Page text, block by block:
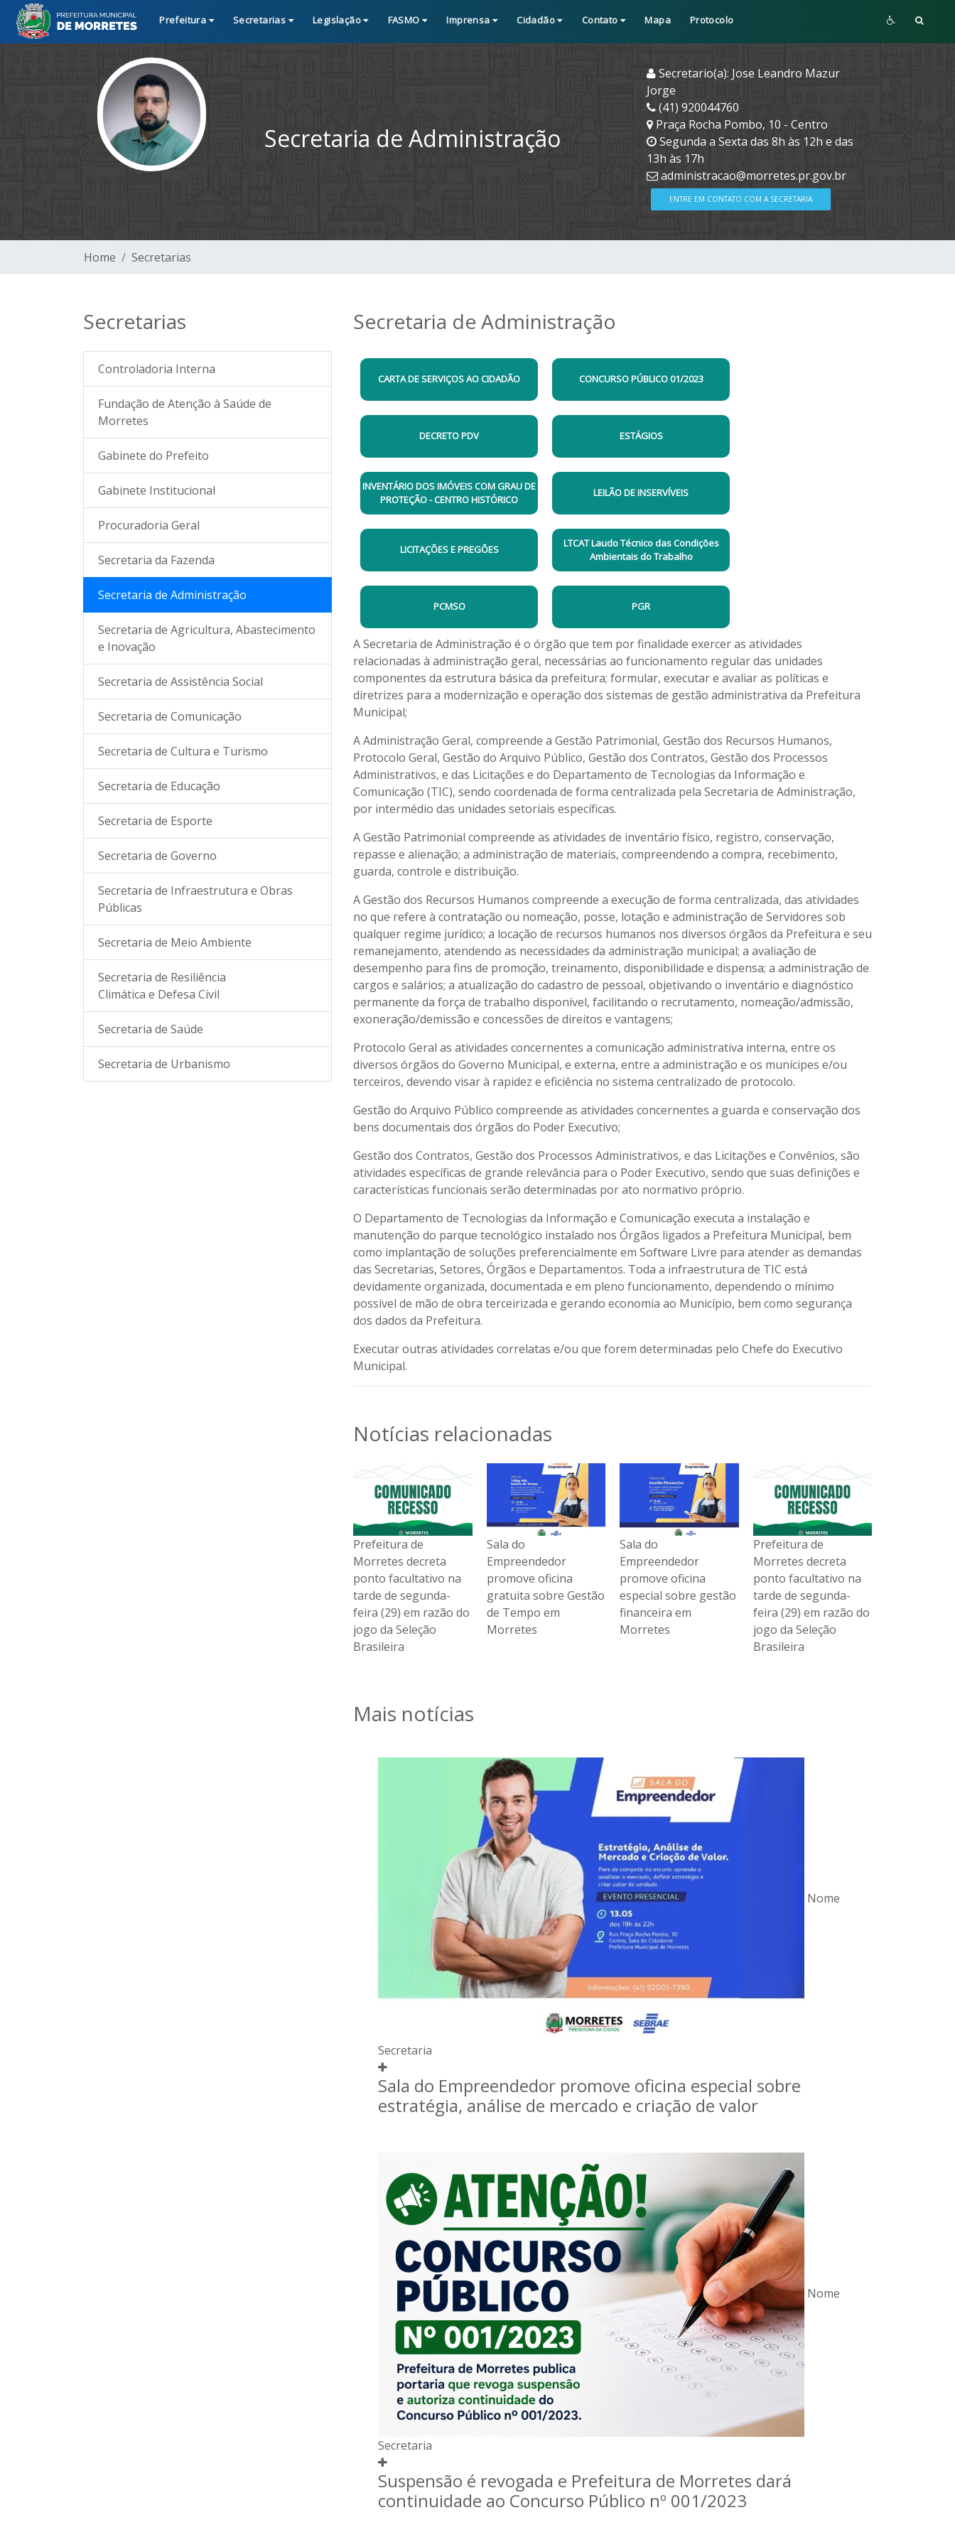
Prefeitura Secretarias Legislação FASMO Imprensa Cidadão Contato Mapa Protocolo
Secretaria de Administração
Secretario(a): Jose Leandro Mazur
Jorge
(41) 920044760
Praça Rocha Pombo, 10 - Centro
Segunda a Sexta das 8h às 12h e das
13h às 17h
administracao@morretes.pr.gov.br
ENTRE EM CONTATO COM A SECRETARIA
Home Secretarias
Secretarias
Controladoria Interna
Fundação de Atenção à Saúde de
Morretes
Gabinete do Prefeito
Gabinete Institucional
Procuradoria Geral
Secretaria da Fazenda
Secretaria de Administração
Secretaria de Agricultura, Abastecimento
e Inovação
Secretaria de Assistência Social
Secretaria de Comunicação
Secretaria de Cultura e Turismo
Secretaria de Educação
Secretaria de Esporte
Secretaria de Governo
Secretaria de Infraestrutura e Obras
Públicas
Secretaria de Meio Ambiente
Secretaria de Resiliência
Climática e Defesa Civil
Secretaria de Saúde
Secretaria de Urbanismo
Secretaria de Administração
CARTA DE SERVIÇOS AO CIDADÃO CONCURSO PÚBLICO 01/2023
DECRETO PDV ESTÁGIOS
INVENTÁRIO DOS IMÓVEIS COM GRAU DE
PROTEÇÃO - CENTRO HISTÓRICO
LEILÃO DE INSERVÍVEIS
LICITAÇÕES E PREGÕES
LTCAT Laudo Técnico das Condições
Ambientais do Trabalho
PCMSO PGR
A Secretaria de Administração é o órgão que tem por finalidade exercer as atividades
relacionadas à administração geral, necessárias ao funcionamento regular das unidades
componentes da estrutura básica da prefeitura; formular, executar e avaliar as políticas e
diretrizes para a modernização e operação dos sistemas de gestão administrativa da Prefeitura
Municipal;
A Administração Geral, compreende a Gestão Patrimonial, Gestão dos Recursos Humanos,
Protocolo Geral, Gestão do Arquivo Público, Gestão dos Contratos, Gestão dos Processos
Administrativos, e das Licitações e do Departamento de Tecnologias da Informação e
Comunicação (TIC), sendo coordenada de forma centralizada pela Secretaria de Administração,
por intermédio das unidades setoriais específicas.
A Gestão Patrimonial compreende as atividades de inventário físico, registro, conservação,
repasse e alienação; a administração de materiais, compreendendo a compra, recebimento,
guarda, controle e distribuição.
A Gestão dos Recursos Humanos compreende a execução de forma centralizada, das atividades
no que refere à contratação ou nomeação, posse, lotação e administração de Servidores sob
qualquer regime jurídico; a locação de recursos humanos nos diversos órgãos da Prefeitura e seu
remanejamento, atendendo as necessidades da administração municipal; a avaliação de
desempenho para fins de promoção, treinamento, disponibilidade e dispensa; a administração de
cargos e salários; a atualização do cadastro de pessoal, objetivando o inventário e diagnóstico
permanente da força de trabalho disponível, facilitando o recrutamento, nomeação/admissão,
exoneração/demissão e concessões de direitos e vantagens;
Protocolo Geral as atividades concernentes a comunicação administrativa interna, entre os
diversos órgãos do Governo Municipal, e externa, entre a administração e os munícipes e/ou
terceiros, devendo visar à rapidez e eficiência no sistema centralizado de protocolo.
Gestão do Arquivo Público compreende as atividades concernentes a guarda e conservação dos
bens documentais dos órgãos do Poder Executivo;
Gestão dos Contratos, Gestão dos Processos Administrativos, e das Licitações e Convênios, são
atividades específicas de grande relevância para o Poder Executivo, sendo que suas definições e
características funcionais serão determinadas por ato normativo próprio.
O Departamento de Tecnologias da Informação e Comunicação executa a instalação e
manutenção do parque tecnológico instalado nos Órgãos ligados a Prefeitura Municipal, bem
como implantação de soluções preferencialmente em Software Livre para atender as demandas
das Secretarias, Setores, Órgãos e Departamentos. Toda a infraestrutura de TIC está
devidamente organizada, documentada e em pleno funcionamento, dependendo o mínimo
possível de mão de obra terceirizada e gerando economia ao Município, bem como segurança
dos dados da Prefeitura.
Executar outras atividades correlatas e/ou que forem determinadas pelo Chefe do Executivo
Municipal.
Notícias relacionadas
Sala do
Empreendedor
promove oficina
gratuita sobre Gestão
de Tempo em
Morretes
Sala do
Empreendedor
promove oficina
especial sobre gestão
financeira em
Morretes
Prefeitura de
Morretes decreta
ponto facultativo na
tarde de segunda-
feira (29) em razão do
jogo da Seleção
Sala do
Empreendedor
promove oficina
gratuita sobre Gestão
de Tempo em
Morretes
Mais notícias
Nome
Secretaria
Sala do Empreendedor promove oficina especial sobre
estratégia, análise de mercado e criação de valor
Nome
Secretaria
Suspensão é revogada e Prefeitura de Morretes dará
continuidade ao Concurso Público nº 001/2023